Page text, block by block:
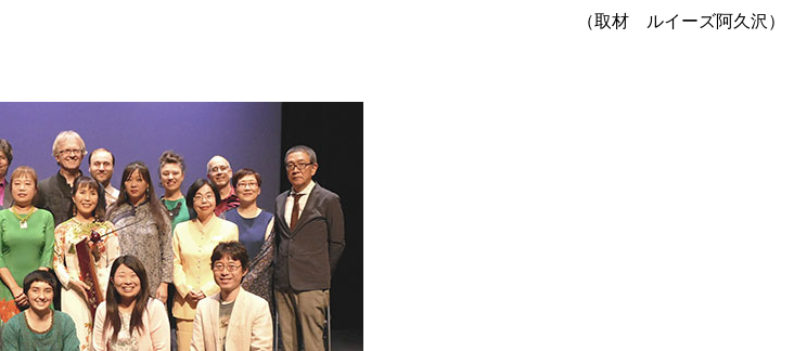
（取材 ルイーズ阿久沢）